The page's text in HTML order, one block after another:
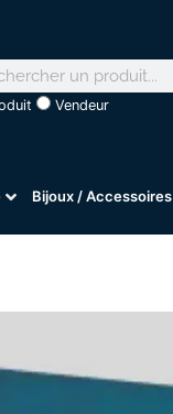
Vendeur
Bijoux / Accessoires